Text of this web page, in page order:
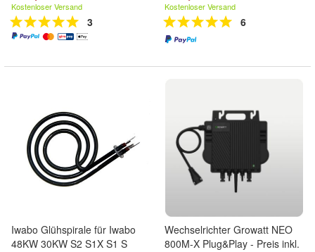
Kostenloser Versand
3
Kostenloser Versand
6
Iwabo Glühspirale für Iwabo
48KW 30KW S2 S1X S1 S
Wechselrichter Growatt NEO
800M-X Plug&Play - Preis inkl.